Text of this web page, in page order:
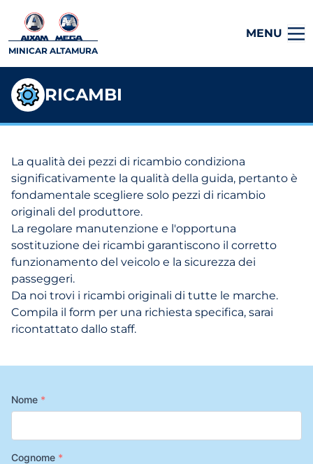
MINICAR ALTAMURA
MENU
RICAMBI
La qualità dei pezzi di ricambio condiziona
significativamente la qualità della guida, pertanto è
fondamentale scegliere solo pezzi di ricambio
originali del produttore.
La regolare manutenzione e l'opportuna
sostituzione dei ricambi garantiscono il corretto
funzionamento del veicolo e la sicurezza dei
passeggeri.
Da noi trovi i ricambi originali di tutte le marche.
Compila il form per una richiesta specifica, sarai
ricontattato dallo staff.
Nome *
Cognome *